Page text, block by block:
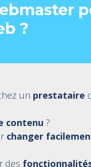
?
un prestataire
contenu ?
changer
des